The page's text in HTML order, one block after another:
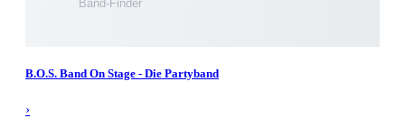
B.O.S. Band On Stage - Die Partyband
›